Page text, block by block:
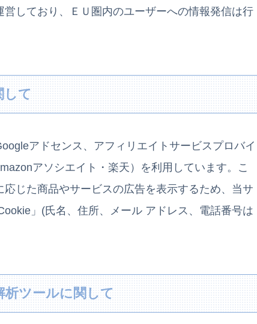
しており、ＥＵ圏内のユーザーへの情報発信は行
して
アドセンス、アフィリエイトサービスプロバイ
アソシエイト・楽天）を利用しています。こ
じた商品やサービスの広告を表示するため、当サ
」(氏名、住所、メール アドレス、電話番号は
ツールに関して